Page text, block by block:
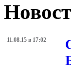
11.08.15 в 17:02